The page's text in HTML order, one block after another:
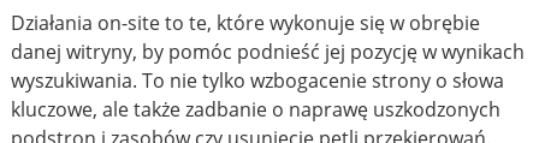
Działania on-site to te, które wykonuje się w obrębie
danej witryny, by pomóc podnieść jej pozycję w wynikach
wyszukiwania. To nie tylko wzbogacenie strony o słowa
kluczowe, ale także zadbanie o naprawę uszkodzonych
podstron i zasobów czy usunięcie pętli przekierowań.